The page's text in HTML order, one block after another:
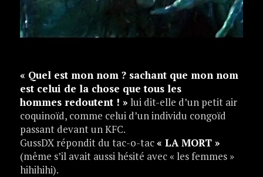
« Quel est mon nom ? sachant que mon nom
est celui de la chose que tous les
hommes redoutent ! » lui dit-elle d’un petit air
coquinoïd, comme celui d’un individu congoïd
passant devant un KFC.
GussDX répondit du tac-o-tac« LA MORT »
(même s’il avait aussi hésité avec « les femmes »
hihihihi).